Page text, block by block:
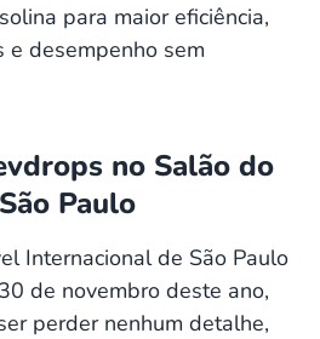
para maior eficiência,
e desempenho sem
no Salão do
Paulo
Internacional de São Paulo
de novembro deste ano,
perder nenhum detalhe,